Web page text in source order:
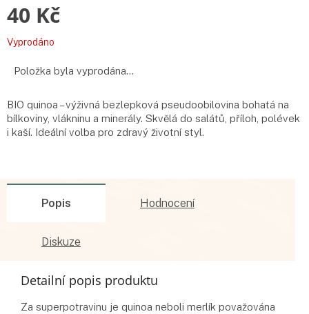
40 Kč
Měrná
Vyprodáno
Položka byla vyprodána…
BIO quinoa – výživná bezlepková pseudoobilovina bohatá na
bílkoviny, vlákninu a minerály. Skvělá do salátů, příloh, polévek
i kaší. Ideální volba pro zdravý životní styl.
Popis Hodnocení
Diskuze
Detailní popis produktu
Za superpotravinu je quinoa neboli merlík považována